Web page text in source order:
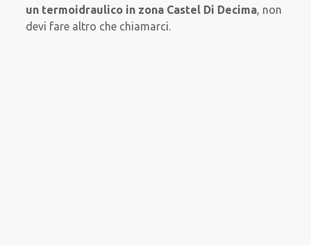
un termoidraulico in zona Castel Di Decima, non
devi fare altro che chiamarci.